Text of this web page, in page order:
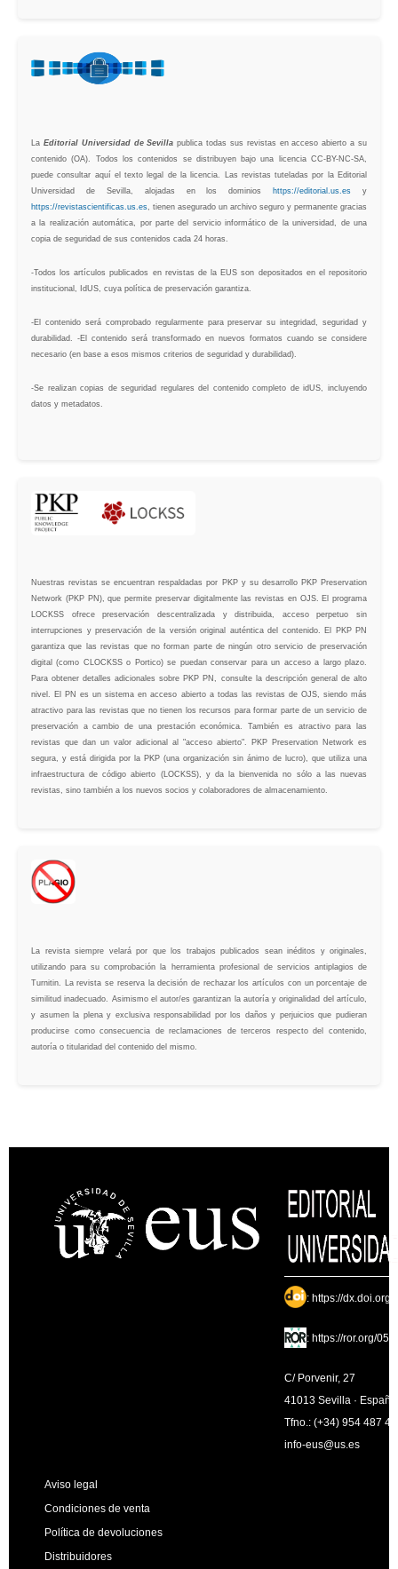
La Editorial Universidad de Sevilla publica todas sus revistas en acceso abierto a su
contenido (OA). Todos los contenidos se distribuyen bajo una licencia CC-BY-NC-SA,
puede consultar aquí el texto legal de la licencia. Las revistas tuteladas por la Editorial
Universidad de Sevilla, alojadas en los dominios https://editorial.us.es y
https://revistascientificas.us.es , tienen asegurado un archivo seguro y permanente gracias
a la realización automática, por parte del servicio informático de la universidad, de una
copia de seguridad de sus contenidos cada 24 horas.
-Todos los artículos publicados en revistas de la EUS son depositados en el repositorio
institucional, IdUS, cuya política de preservación garantiza.
-El contenido será comprobado regularmente para preservar su integridad, seguridad y
durabilidad. -El contenido será transformado en nuevos formatos cuando se considere
necesario (en base a esos mismos criterios de seguridad y durabilidad).
-Se realizan copias de seguridad regulares del contenido completo de idUS, incluyendo
datos y metadatos.
Nuestras revistas se encuentran respaldadas por PKP y su desarrollo PKP Preservation
Network (PKP PN), que permite preservar digitalmente las revistas en OJS. El programa
LOCKSS ofrece preservación descentralizada y distribuida, acceso perpetuo sin
interrupciones y preservación de la versión original auténtica del contenido. El PKP PN
garantiza que las revistas que no forman parte de ningún otro servicio de preservación
digital (como CLOCKSS o Portico) se puedan conservar para un acceso a largo plazo.
Para obtener detalles adicionales sobre PKP PN, consulte la descripción general de alto
nivel. El PN es un sistema en acceso abierto a todas las revistas de OJS, siendo más
atractivo para las revistas que no tienen los recursos para formar parte de un servicio de
preservación a cambio de una prestación económica. También es atractivo para las
revistas que dan un valor adicional al "acceso abierto". PKP Preservation Network es
segura, y está dirigida por la PKP (una organización sin ánimo de lucro), que utiliza una
infraestructura de código abierto (LOCKSS), y da la bienvenida no sólo a las nuevas
revistas, sino también a los nuevos socios y colaboradores de almacenamiento.
La revista siempre velará por que los trabajos publicados sean inéditos y originales,
utilizando para su comprobación la herramienta profesional de servicios antiplagios de
Turnitin. La revista se reserva la decisión de rechazar los artículos con un porcentaje de
similitud inadecuado. Asimismo el autor/es garantizan la autoría y originalidad del artículo,
y asumen la plena y exclusiva responsabilidad por los daños y perjuicios que pudieran
producirse como consecuencia de reclamaciones de terceros respecto del contenido,
autoría o titularidad del contenido del mismo.
: https://dx.doi.org/
: https://ror.org/
C/ Porvenir, 27
41013 Sevilla · España
Tfno.: (+34) 954 487
info-eus@us.es
Aviso legal
Condiciones de venta
Política de devoluciones
Distribuidores